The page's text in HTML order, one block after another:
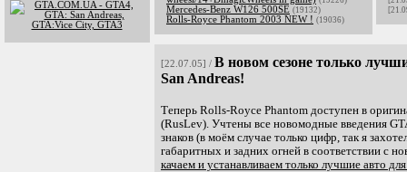
Mercedes-Benz W126 500SE (19132)
Rolls-Royce Phantom 2003 NEW ! (19036)
[22.07.05] / В новом сезоне только
San Andreas!
Теперь Rolls-Royce Phantom доступен в
(RusLev). Учтены все новомодные введения
знаков (в моём случае только цифр, так я
габаритных и задних огней в соответствии с
качаем и устанавливаем только лучшие авто